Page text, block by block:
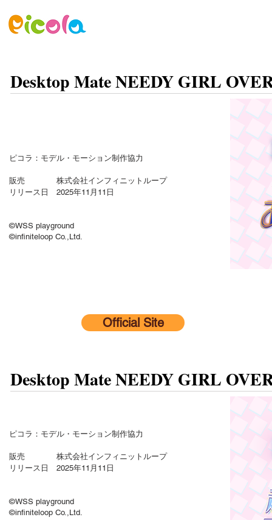
Desktop Mate NEEDY GIRL
ピコラ：モデル・モーション制作協力
販売 株式会社インフィニットループ
リリース日 2025年11月11日
©WSS playground
©infiniteloop Co.,Ltd.
Official Site
Desktop Mate NEEDY GIRL
ピコラ：モデル・モーション制作協力
販売 株式会社インフィニットループ
リリース日 2025年11月11日
©WSS playground
©infiniteloop Co.,Ltd.